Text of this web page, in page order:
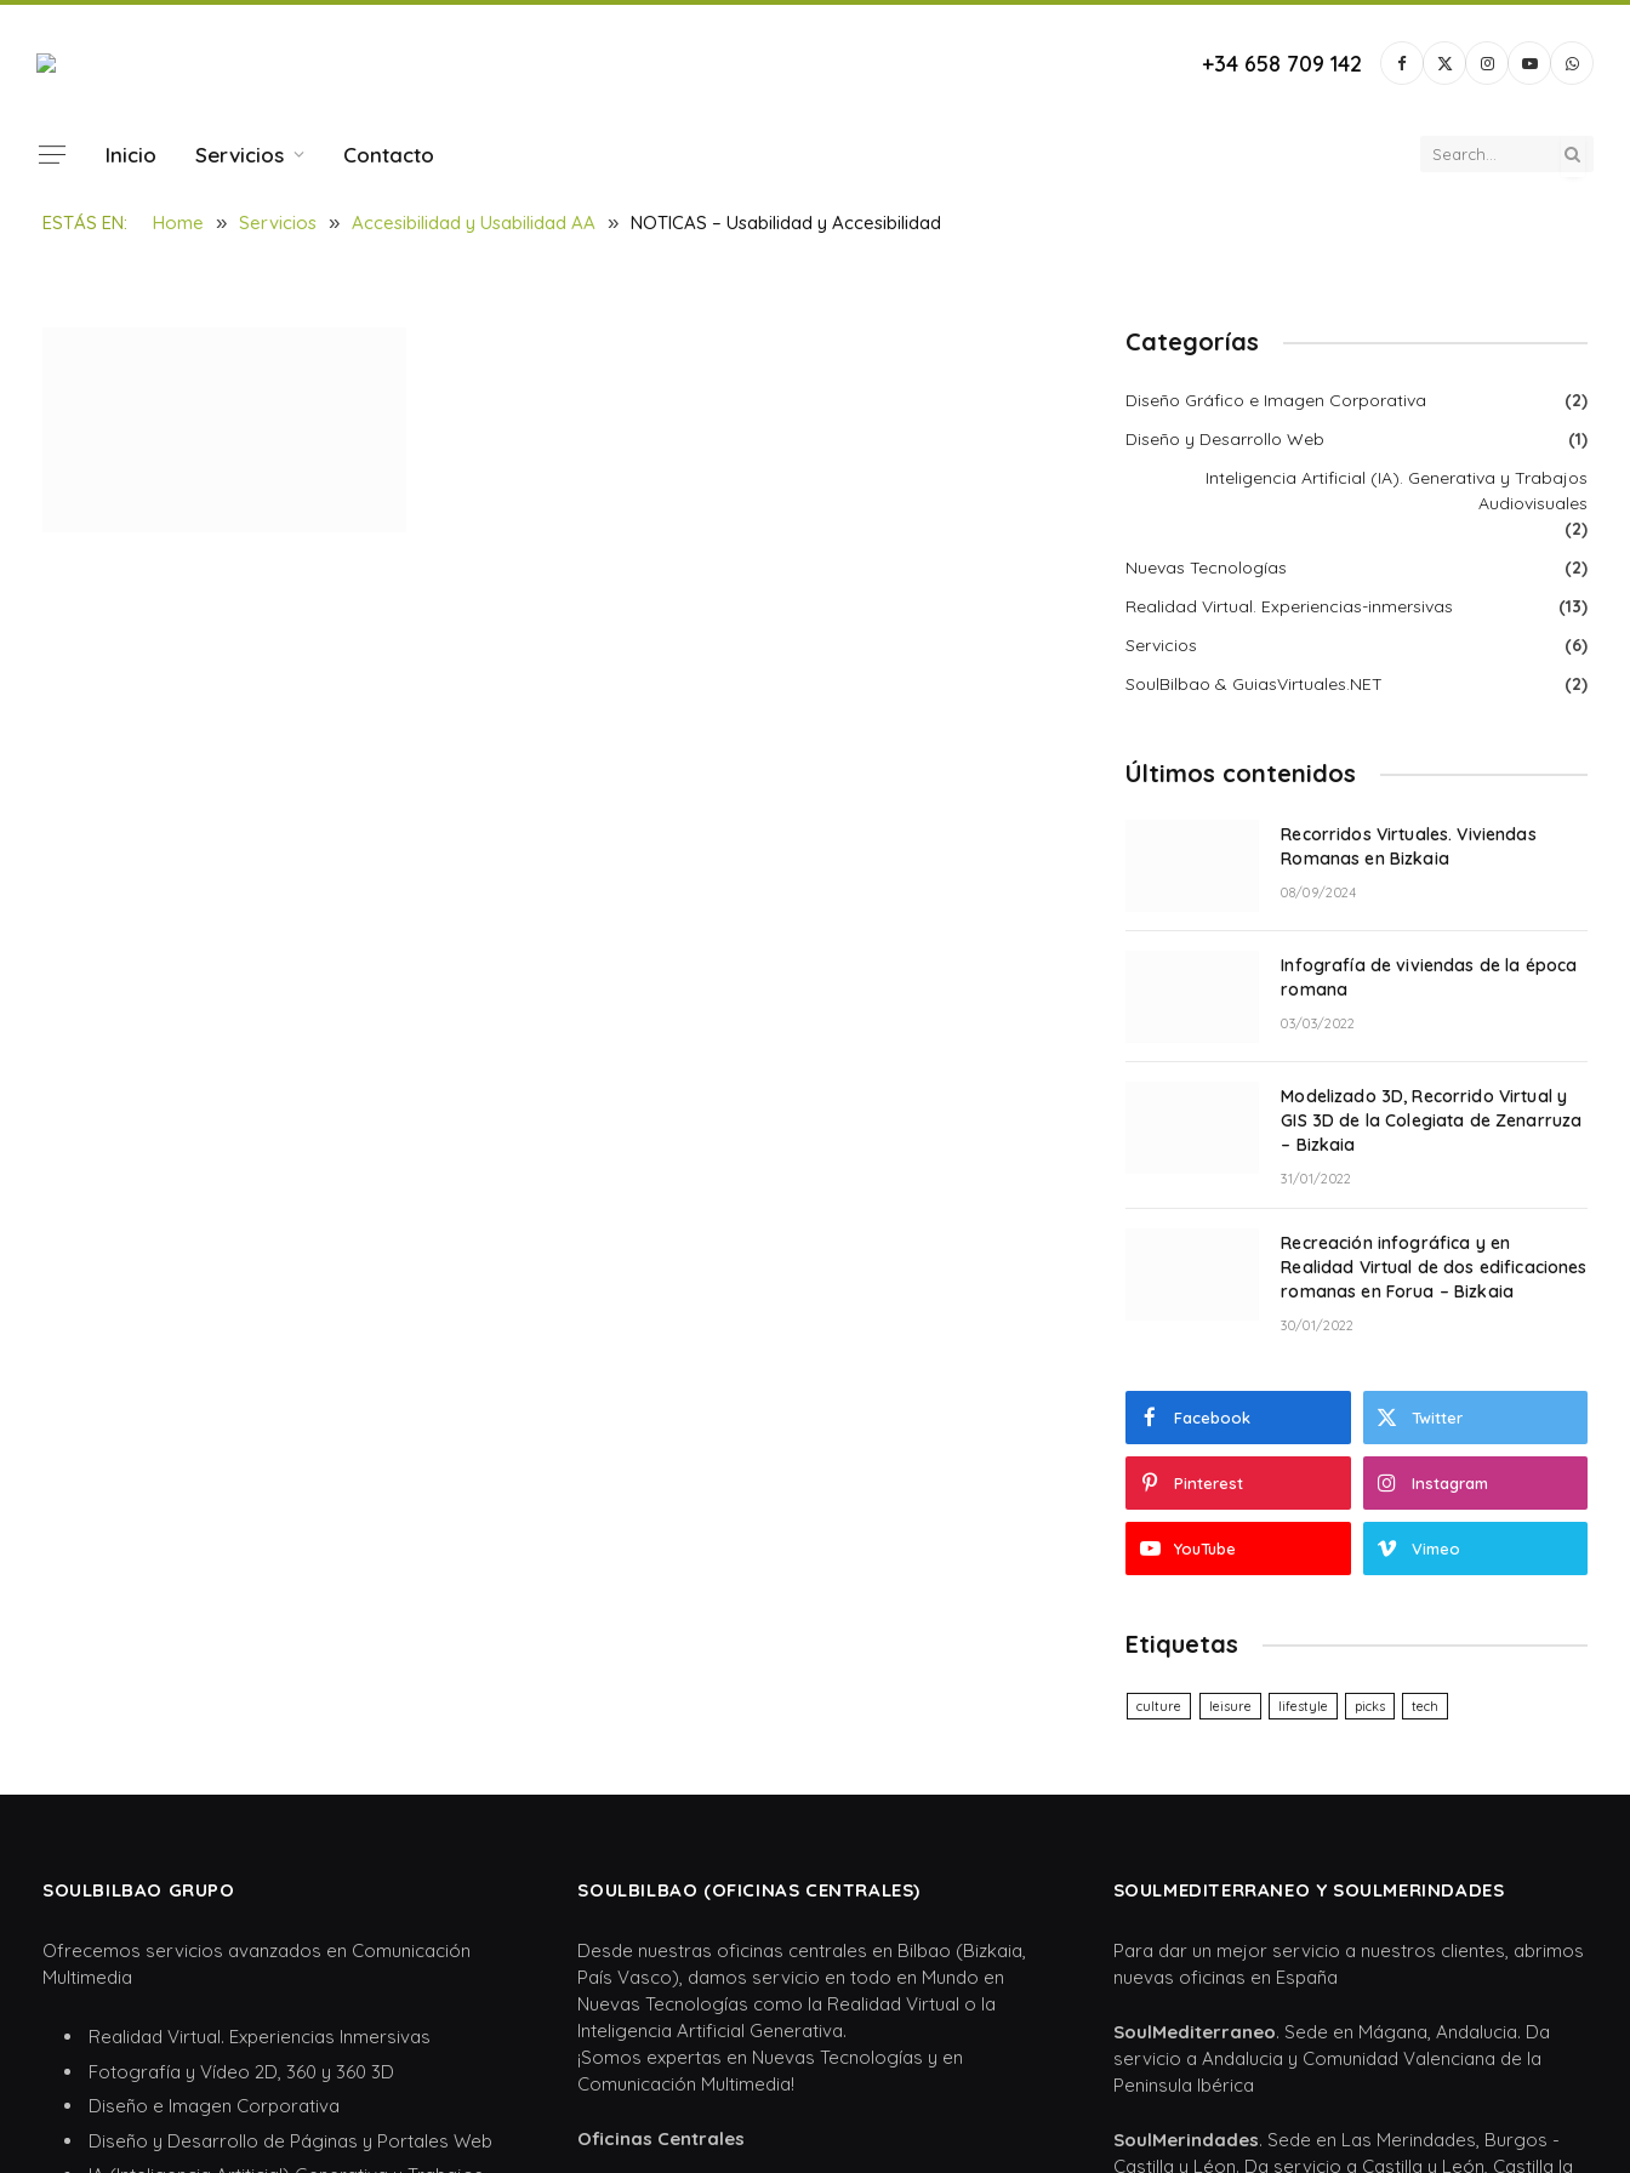
+34 658 709 142 Facebook
X
Instagram
YouTube
Inicio Servicios Contacto
ESTÁS EN: Home » Servicios » Accesibilidad y Usabilidad AA » NOTICAS – Usabilidad y Accesibilidad
NOTICAS – Usabilidad y Accesibilidad
BY SOULBILBAO 29/01/2022 1 MIN READ
Categorías
Diseño Gráfico e Imagen Corporativa
(2)
Diseño y Desarrollo Web
(1)
Inteligencia Artificial (IA). Generativa y Trabajos
Audiovisuales
(2)
Nuevas Tecnologías
(2)
Realidad Virtual. Experiencias-inmersivas
(13)
Servicios
(6)
SoulBilbao & GuiasVirtuales.NET
(2)
Últimos contenidos
Recorridos Virtuales. Viviendas
Romanas en Bizkaia
08/09/2024
Infografía de viviendas de la época
romana
03/03/2022
Modelizado 3D, Recorrido Virtual y
GIS 3D de la Colegiata de Zenarruza
– Bizkaia
31/01/2022
Recreación infográfica y en
Realidad Virtual de dos edificaciones
romanas en Forua – Bizkaia
30/01/2022
Facebook Twitter
Pinterest Instagram
YouTube Vimeo
Etiquetas
culture leisure lifestyle picks tech
SOULBILBAO GRUPO
Ofrecemos servicios avanzados en Comunicación
Multimedia
Realidad Virtual. Experiencias Inmersivas
Fotografía y Vídeo 2D, 360 y 360 3D
Diseño e Imagen Corporativa
Diseño y Desarrollo de Páginas y Portales Web
SOULBILBAO (OFICINAS CENTRALES)
Desde nuestras oficinas centrales en Bilbao (Bizkaia,
País Vasco), damos servicio en todo en Mundo en
Nuevas Tecnologías como la Realidad Virtual o la
Inteligencia Artificial Generativa.
¡Somos expertas en Nuevas Tecnologías y en
Comunicación Multimedia!
Oficinas Centrales
SOULMEDITERRANEO Y SOULMERINDADES
Para dar un mejor servicio a nuestros clientes, abrimos
nuevas oficinas en España
SoulMediterraneo. Sede en Mágana, Andalucia. Da
servicio a Andalucia y Comunidad Valenciana de la
Peninsula Ibérica
SoulMerindades. Sede en Las Merindades, Burgos -
Castilla y Léon. Da servicio a Castilla y León, Castilla la